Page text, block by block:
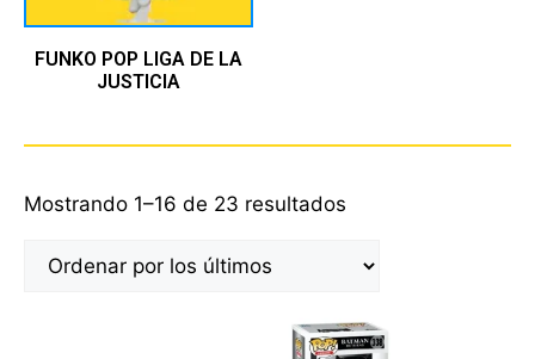
FUNKO POP LIGA DE LA
JUSTICIA
Mostrando 1–16 de 23 resultados